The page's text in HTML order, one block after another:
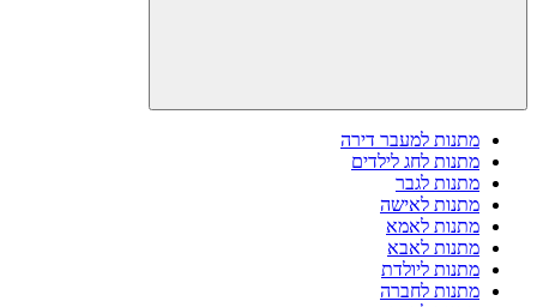
מתנות למעבר דירה
מתנות לחג לילדים
מתנות לגבר
מתנות לאישה
מתנות לאמא
מתנות לאבא
מתנות ליולדת
מתנות לחברה